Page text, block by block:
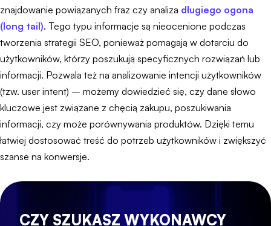
znajdowanie powiązanych fraz czy analiza długiego ogona
(long tail). Tego typu informacje są nieocenione podczas
tworzenia strategii SEO, ponieważ pomagają w dotarciu do
użytkowników, którzy poszukują specyficznych rozwiązań lub
informacji. Pozwala też na analizowanie intencji użytkowników
(tzw. user intent) – możemy dowiedzieć się, czy dane słowo
kluczowe jest związane z chęcią zakupu, poszukiwania
informacji, czy może porównywania produktów. Dzięki temu
łatwiej dostosować treść do potrzeb użytkowników i zwiększyć
szanse na konwersje.
CZY SZUKASZ WYKONAWCY